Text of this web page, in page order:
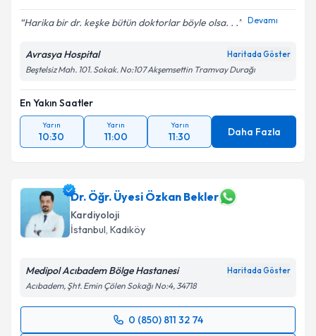
Harika bir dr. keşke bütün doktorlar böyle olsa. . . Devamı
Avrasya Hospital Haritada Göster
Beştelsiz Mah. 101. Sokak. No:107 Akşemsettin Tramvay Durağı
En Yakın Saatler
Yarın
10:30
Yarın
11:00
Yarın
11:30 Daha Fazla
Dr. Öğr. Üyesi Özkan Bekler
Kardiyoloji
İstanbul, Kadıköy
Medipol Acıbadem Bölge Hastanesi Haritada Göster
Acıbadem, Şht. Emin Çölen Sokağı No:4, 34718
0 (850) 811 32 74
Randevu Takvimi Talebi